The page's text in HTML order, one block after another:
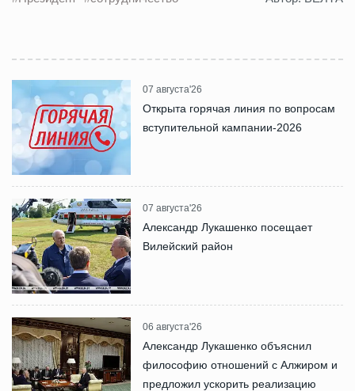
07 августа'26
Открыта горячая линия по вопросам
вступительной кампании-2026
07 августа'26
Александр Лукашенко посещает
Вилейский район
06 августа'26
Александр Лукашенко объяснил
философию отношений с Алжиром и
предложил ускорить реализацию